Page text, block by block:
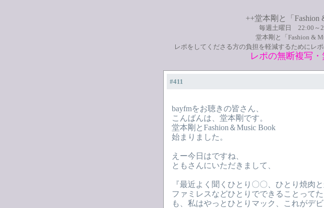
++堂本剛と「Fashion
毎週土曜日 22:00～
堂本剛と「Fashion &
レポをしてくださる方の負担を軽減するためにレ
レポの無断複写・
#411
bayfmをお聴きの皆さん、
こんばんは、堂本剛です。
堂本剛とFashion＆Music Book
始まりました。
えー今日はですね、
ともさんにいただきまして、
『最近よく聞くひとり〇〇、ひとり焼肉
ファミレスなどひとりでできることって
も、私はやっとひとりマック、これがデ